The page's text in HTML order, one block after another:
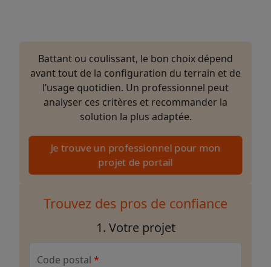
Battant ou coulissant, le bon choix dépend
avant tout de la configuration du terrain et de
l’usage quotidien. Un professionnel peut
analyser ces critères et recommander la
solution la plus adaptée.
Je trouve un professionnel pour mon
projet de portail
Trouvez des pros de confiance
1. Votre projet
Code postal